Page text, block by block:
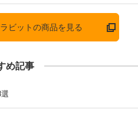
ビットの商品を見る
め記事